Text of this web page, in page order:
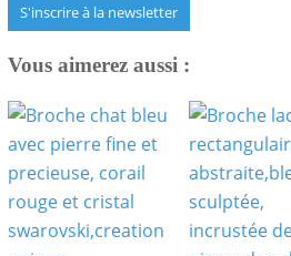
S'inscrire à la newsletter
Vous aimerez aussi :